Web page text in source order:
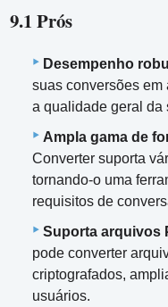
9.1 Prós
Desempenho
suas conversões em
a qualidade geral da
Ampla gama de
Converter suporta
tornando-o uma
requisitos de
Suporta arquivos
pode converter
criptografados,
usuários.